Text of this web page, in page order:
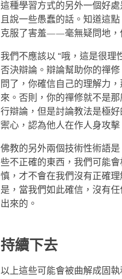
這種學習方式的另外一個好
且說一些愚蠢的話。知道這
克服了害羞——毫無疑問地，
我們不應該以 “哦，這是很理
否決辯論。辯論幫助你的禪
問了，你確信自己的理解力
來。否則，你的禪修就不是
行辯論，但是討論教法是極
禦心，認為他人在作人身攻擊
佛教的另外兩個技術性術語是
些不正確的東西，我們可能
慎，才不會在我們沒有正確
是，當我們如此確信，沒有
出來的。
持續下去
以上這些可能會被曲解成固